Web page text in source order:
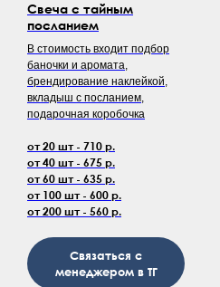
Свеча с тайным
посланием
В стоимость входит подбор
баночки и аромата,
брендирование наклейкой,
вкладыш с посланием,
подарочная коробочка
от 20 шт - 710 р.
от 40 шт - 675 р.
от 60 шт - 635 р.
от 100 шт - 600 р.
от 200 шт - 560 р.
Связаться с
менеджером в ТГ